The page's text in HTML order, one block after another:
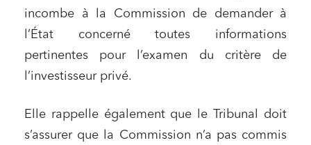
incombe à la Commission de demander à
l’État concerné toutes informations
pertinentes pour l’examen du critère de
l’investisseur privé.
Elle rappelle également que le Tribunal doit
s’assurer que la Commission n’a pas commis
Règlement des litiges
Droit du numérique, données et conformité
Relations sociales et droit du travail